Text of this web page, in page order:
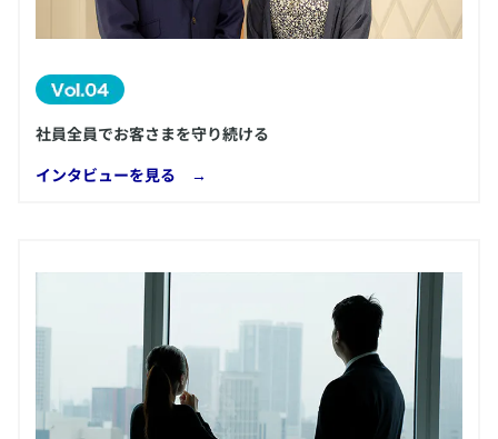
社員全員でお客さまを守り続ける
​インタビューを見る →